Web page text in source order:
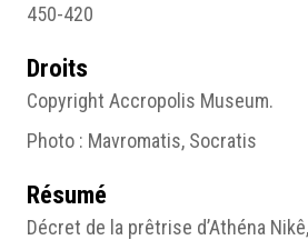
450-420
Droits
Copyright Accropolis Museum.
Photo : Mavromatis, Socratis
Résumé
Décret de la prêtrise d’Athéna